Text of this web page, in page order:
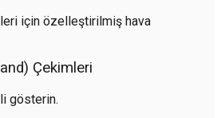
için özelleştirilmiş hava
Çekimleri
gösterin.